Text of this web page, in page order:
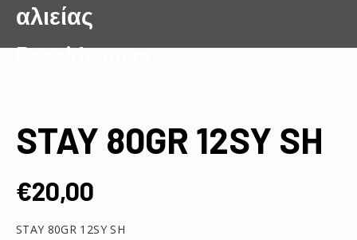
αλιείας
Poseidwnn.gr
STAY 80GR 12SY SH
€20,00
STAY 80GR 12SY SH